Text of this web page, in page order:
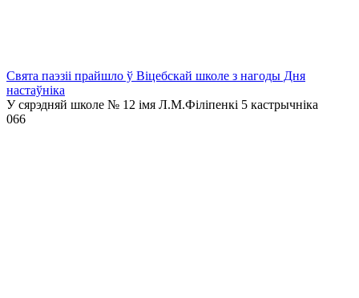
Свята паэзіі прайшло ў Віцебскай школе з нагоды Дня
настаўніка
У сярэдняй школе № 12 імя Л.М.Філіпенкі 5 кастрычніка
066